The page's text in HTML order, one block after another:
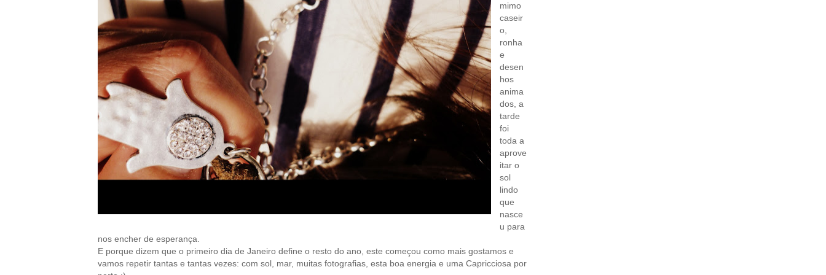
mimo
caseir
o,
ronha
e
desen
hos
anima
dos, a
tarde
foi
toda a
aprove
itar o
sol
lindo
que
nasce
u para
nos encher de esperança.
E porque dizem que o primeiro dia de Janeiro define o resto do ano, este começou como mais gostamos e
vamos repetir tantas e tantas vezes: com sol, mar, muitas fotografias, esta boa energia e uma Capricciosa por